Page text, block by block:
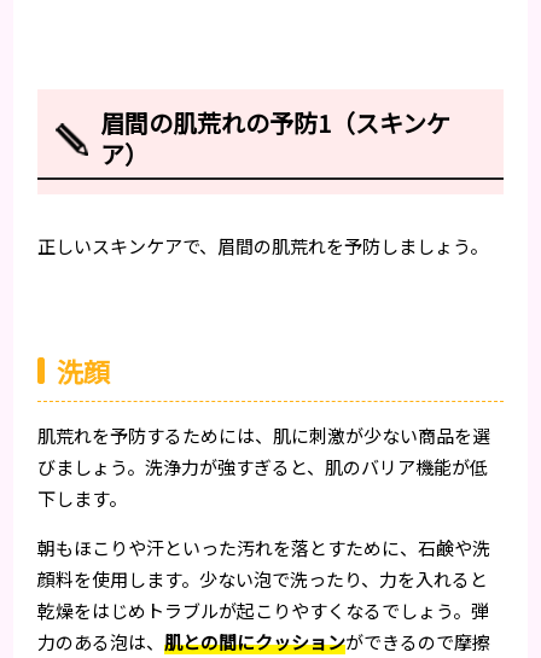
眉間の肌荒れの予防1（スキンケ
ア）
正しいスキンケアで、眉間の肌荒れを予防しましょう。
洗顔
肌荒れを予防するためには、肌に刺激が少ない商品を選
びましょう。洗浄力が強すぎると、肌のバリア機能が低
下します。
朝もほこりや汗といった汚れを落とすために、石鹸や洗
顔料を使用します。少ない泡で洗ったり、力を入れると
乾燥をはじめトラブルが起こりやすくなるでしょう。弾
力のある泡は、肌との間にクッションができるので摩擦